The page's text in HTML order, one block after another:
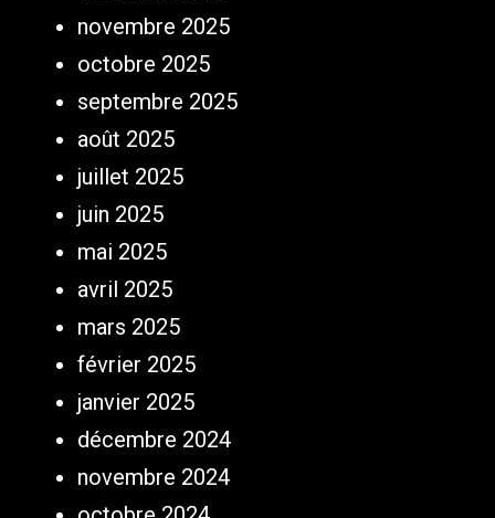
novembre 2025
octobre 2025
septembre 2025
août 2025
juillet 2025
juin 2025
mai 2025
avril 2025
mars 2025
février 2025
janvier 2025
décembre 2024
novembre 2024